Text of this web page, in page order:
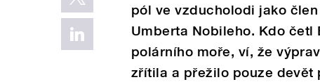
pól ve vzducholodi jako
Umberta Nobileho. Kdo četl
polárního moře, ví, že
zřítila a přežilo pouze devět